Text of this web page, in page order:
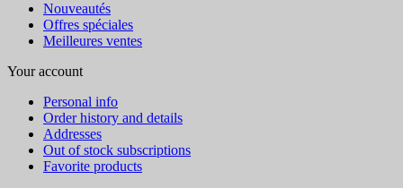
Nouveautés
Offres spéciales
Meilleures ventes
Your account
Personal info
Order history and details
Addresses
Out of stock subscriptions
Favorite products